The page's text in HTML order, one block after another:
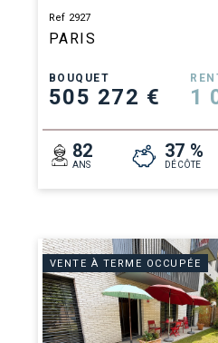
Ref 2927
PARIS
BOUQUET
505 272 € 1
82
ANS
37 %
DÉCÔTE
VENTE À TERME OCCUPÉE